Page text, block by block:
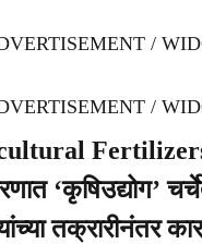
/
/
‘कृषिउद्योग’
तक्रारीनंतर